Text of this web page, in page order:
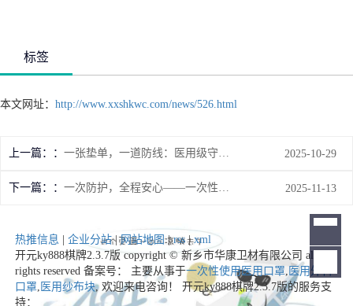
标签
本文网址： http://www.xxshkwc.com/news/526.html
上一篇： 一张垫单，一道防线：医用级守护藏在细节里 2025-10-29
下一篇： 一次防护，全程安心——一次性使用手术衣，筑牢医疗安全第1道防线 2025-11-13
热推信息 企业分站|网站地图|rss|xml
开元ky888棋牌2.3.7版 copyright © 新乡市华康卫材有限公司 all
rights reserved 备案号： 主要从事于一次性使用医用口罩, 医用外科
口罩, 医用纱布块, 欢迎来电咨询！ 开元ky888棋牌2.3.7版的服务支
持：